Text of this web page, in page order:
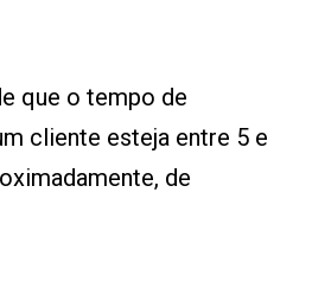
que o tempo de
cliente esteja entre 5 e
de